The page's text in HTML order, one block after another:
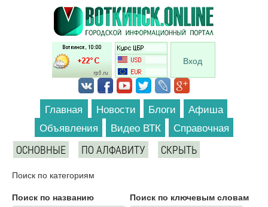
Перейти к основному содержанию
Вход
Главная Новости Блоги
Афиша
Объявления
Видео ВТК Справочная
ОСНОВНЫЕ ПО АЛФАВИТУ СКРЫТЬ
Поиск по категориям
Поиск по названию
Поиск по ключевым словам